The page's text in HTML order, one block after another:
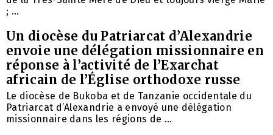
; ...
Un diocèse du Patriarcat d’Alexandrie
envoie une délégation missionnaire en
réponse à l’activité de l’Exarchat
africain de l’Église orthodoxe russe
Le diocèse de Bukoba et de Tanzanie occidentale du
Patriarcat d’Alexandrie a envoyé une délégation
missionnaire dans les régions de ...